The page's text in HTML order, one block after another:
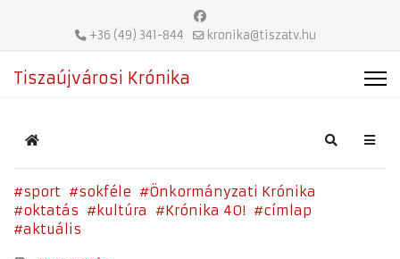
+36 (49) 341-844 kronika@tiszatv.hu
Tiszaújvárosi Krónika
Home Search
sport sokféle
Önkormányzati Krónika
oktatás
kultúra Krónika 40!
címlap
aktuális